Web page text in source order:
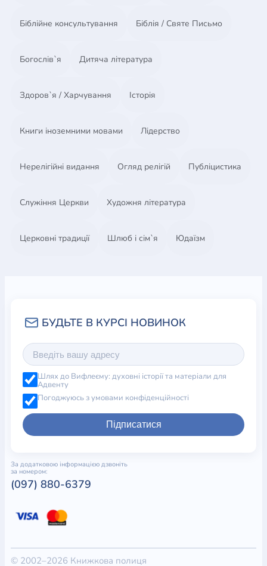
Біблійне консультування Біблія / Святе Письмо
Богослів`я Дитяча література
Здоров`я / Харчування Історія
Книги іноземними мовами Лідерство
Нерелігійні видання Огляд релігій Публіцистика
Служіння Церкви Художня література
Церковні традиції Шлюб і сім`я Юдаїзм
Шлях до Вифлеєму: духовні історії та матеріали для
Адвенту
Погоджуюсь з умовами конфіденційності
Підписатися
За додатковою інформацією дзвоніть
за номером:
(097) 880-6379
© 2002–2026 Книжкова полиця